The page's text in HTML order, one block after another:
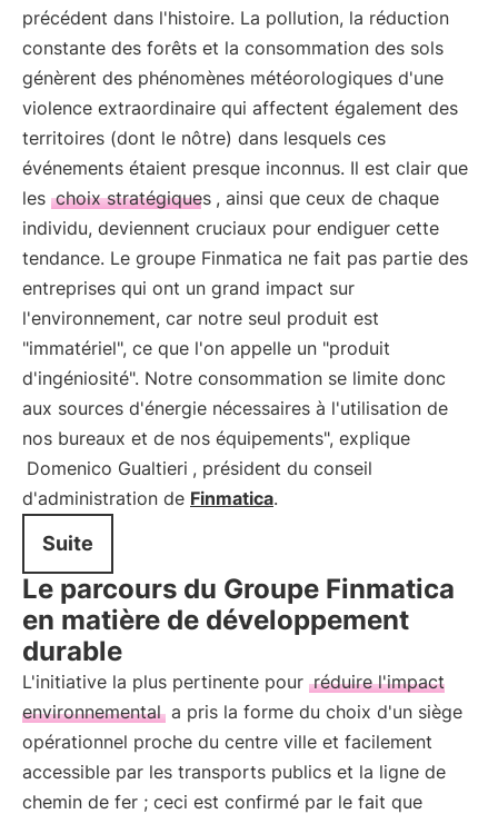
précédent dans l'histoire. La pollution, la réduction
constante des forêts et la consommation des sols
génèrent des phénomènes météorologiques d'une
violence extraordinaire qui affectent également des
territoires (dont le nôtre) dans lesquels ces
événements étaient presque inconnus. Il est clair que
les choix stratégiques , ainsi que ceux de chaque
individu, deviennent cruciaux pour endiguer cette
tendance. Le groupe Finmatica ne fait pas partie des
entreprises qui ont un grand impact sur
l'environnement, car notre seul produit est
"immatériel", ce que l'on appelle un "produit
d'ingéniosité". Notre consommation se limite donc
aux sources d'énergie nécessaires à l'utilisation de
nos bureaux et de nos équipements", explique
Domenico Gualtieri , président du conseil
d'administration de Finmatica.
Suite
Le parcours du Groupe Finmatica
en matière de développement
durable
L'initiative la plus pertinente pour réduire l'impact
environnemental a pris la forme du choix d'un siège
opérationnel proche du centre ville et facilement
accessible par les transports publics et la ligne de
chemin de fer ; ceci est confirmé par le fait que